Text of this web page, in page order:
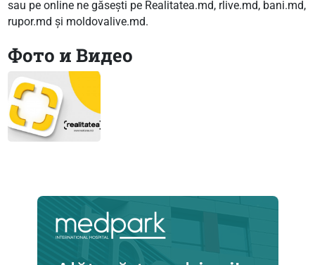
sau pe online ne găsești pe Realitatea.md, rlive.md, bani.md,
rupor.md și moldovalive.md.
Фото и Видео